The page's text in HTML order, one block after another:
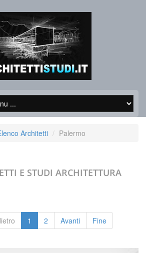
Architetti Palermo
E STUDI ARCHITETTURA
1 2 Avanti Fine